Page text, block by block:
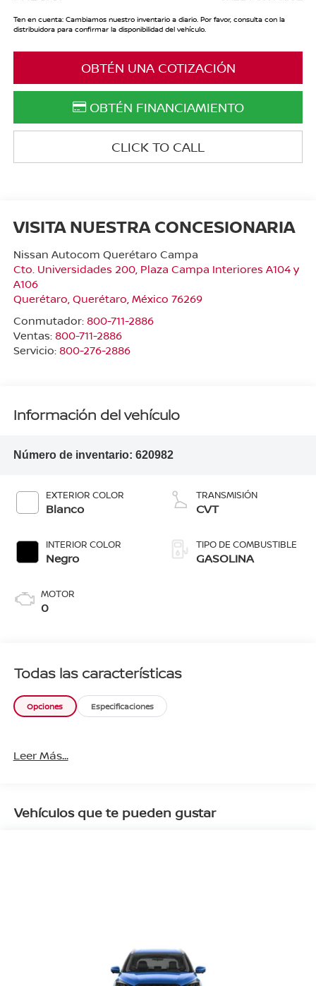
Ten en cuenta: Cambiamos nuestro inventario a diario. Por favor, consulta con la
distribuidora para confirmar la disponibilidad del vehículo.
OBTÉN UNA COTIZACIÓN
OBTÉN FINANCIAMIENTO
CLICK TO CALL
VISITA NUESTRA CONCESIONARIA
Nissan Autocom Querétaro Campa
Cto. Universidades 200, Plaza Campa Interiores A104 y
A106
Querétaro, Querétaro, México 76269
Conmutador: 800-711-2886
Ventas: 800-711-2886
Servicio: 800-276-2886
Información del vehículo
Número de inventario: 620982
EXTERIOR COLOR
Blanco
INTERIOR COLOR
Negro
MOTOR
0
TRANSMISIÓN
CVT
TIPO DE COMBUSTIBLE
GASOLINA
Todas las características
Opciones Especificaciones
Leer Más...
Vehículos que te pueden gustar